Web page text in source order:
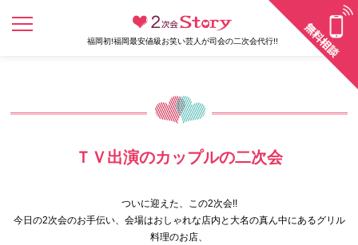
福岡初!福岡最安値級お笑い芸人が司会の二次会代行!!
ＴＶ出演のカップルの二次会
ついに迎えた、この2次会!!
今日の2次会のお手伝い、 会場はおしゃれな店内と大名の真ん中にあるグリル
料理のお店、